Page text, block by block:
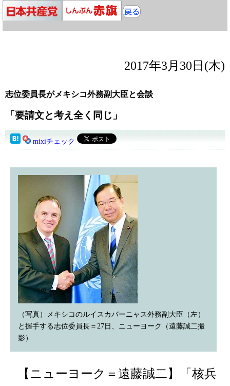
2017年3月30日(木)
志位委員長がメキシコ外務副大臣と会談
「要請文と考え全く同じ」
mixiチェック
（写真）メキシコのルイスカバーニャス外務副大臣（左）
と握手する志位委員長＝27日、ニューヨーク（遠藤誠二撮
影）
【ニューヨーク＝遠藤誠二】「核兵